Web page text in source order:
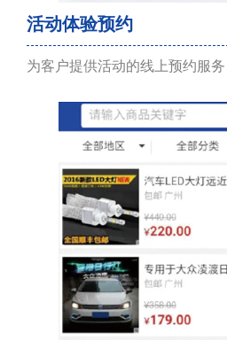
活动体验预约
为客户提供活动的线上预约服务